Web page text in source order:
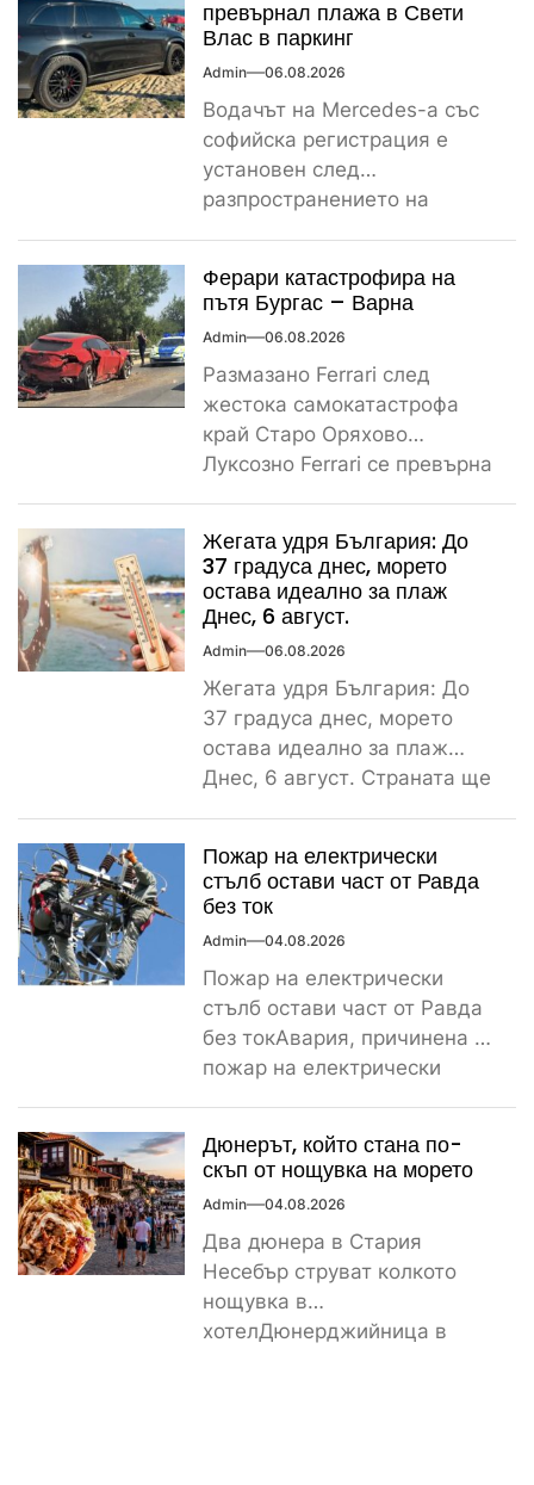
превърнал плажа в Свети
Влас в паркинг
Admin 06.08.2026
Водачът на Mercedes-а със
софийска регистрация е
установен след
разпространението на
1000...
Ферари катастрофира на
пътя Бургас – Варна
Admin 06.08.2026
Размазано Ferrari след
жестока самокатастрофа
край Старо Оряхово
Луксозно Ferrari се превърна
сутрин...
Жегата удря България: До
37 градуса днес, морето
остава идеално за плаж
Днес, 6 август.
Admin 06.08.2026
Жегата удря България: До
37 градуса днес, морето
остава идеално за плаж
Днес, 6 август. Страната ще
Пожар на електрически
стълб остави част от Равда
без ток
Admin 04.08.2026
Пожар на електрически
стълб остави част от Равда
без токАвария, причинена от
пожар на електрически
Дюнерът, който стана по-
скъп от нощувка на морето
Admin 04.08.2026
Два дюнера в Стария
Несебър струват колкото
нощувка в
хотелДюнерджийница в